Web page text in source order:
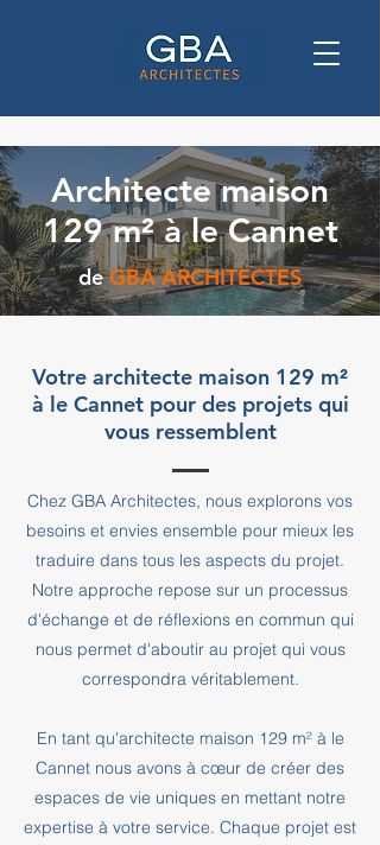
Architecte maison
129 m² à le Cannet
de GBA ARCHITECTES
Votre architecte maison 129 m²
à le Cannet pour des projets qui
vous ressemblent
Chez GBA Architectes, nous explorons vos
besoins et envies ensemble pour mieux les
traduire dans tous les aspects du projet.
Notre approche repose sur un processus
d'échange et de réflexions en commun qui
nous permet d'aboutir au projet qui vous
correspondra véritablement.
En tant qu'architecte maison 129 m² à le
Cannet nous avons à cœur de créer des
espaces de vie uniques en mettant notre
expertise à votre service. Chaque projet est